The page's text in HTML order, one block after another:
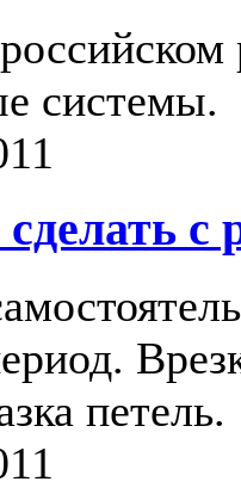
системы.
петель.